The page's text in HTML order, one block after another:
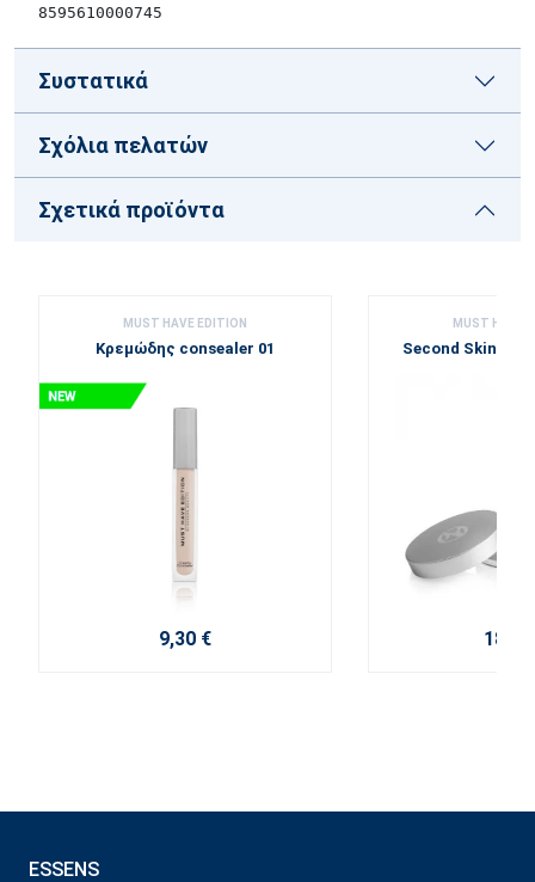
8595610000745
Συστατικά
Σχόλια πελατών
Σχετικά προϊόντα
MUST HAVE EDITION
Κρεμώδης consealer 01
9,30 €
MUST HAVE
Second Skin
18,30
ESSENS